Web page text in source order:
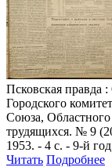
Псковская правда :
Городского
Союза, Областного
трудящихся. № 9
1953. - 4 с. - 9-й
Читать Подробнее